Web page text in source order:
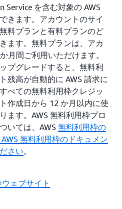
Service を含む対象の AWS
きます。アカウントのサイ
料プランと有料プランのど
ます。無料プランは、アカ
月間ご利用いただけます。
プグレードすると、無料利
残高が自動的に AWS 請求に
べての無料利用枠クレジッ
作成日から 12 か月以内に使
ます。AWS 無料利用枠プロ
いては、AWS無料利用枠の
AWS 無料利用枠のドキュメン
さい。
ェブサイト